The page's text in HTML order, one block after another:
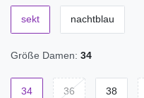
sekt nachtblau
Größe Damen: 34
34 36 38